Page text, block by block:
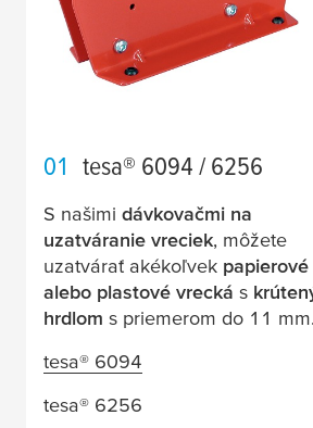
01 tesa® 6094 / 6256
S našimi dávkovačmi na
uzatváranie vreciek, môžete
uzatvárať akékoľvek papierové
alebo plastové vrecká s
hrdlom s priemerom do 11 mm.
tesa® 6094
tesa® 6256